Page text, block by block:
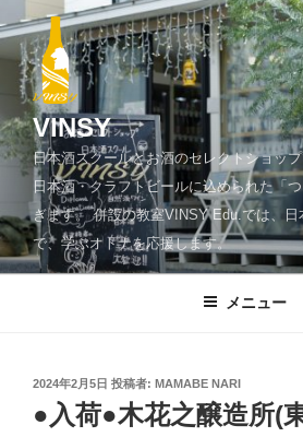
ン
ツ
へ
ッ
プ
VINSY
日本酒スクールとお酒のセレクトショッ
日本酒・クラフトビールに込められた「
ぎます。 併設の教室VINSY Edu.では、
で、学ぶオトナを応援します。
メニュー
投
日:
2024年2月5日 投稿者: MAMABE NARI
●入荷●木花之醸造所(